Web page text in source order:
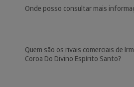
Onde posso consultar mais
Quem são os rivais comerciais de
Coroa Do Divino Espírito Santo?